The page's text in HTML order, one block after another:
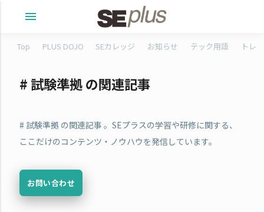
menu
Top PLUS DOJO SEカレッジ お知らせ テック用語 トレ
# 試験準拠 の関連記事
# 試験準拠 の関連記事 。SEプラスの学習や研修に関する、
ここだけのコンテンツ・ノウハウを発信しています。
お問い合わせ